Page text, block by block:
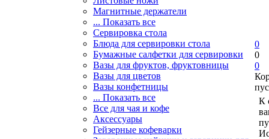
Магнитные держатели
... Показать все
Сервировка стола
Блюда для сервировки стола
Бумажные салфетки для сервировки
Вазы для фруктов, фруктовницы
Вазы для цветов
Вазы конфетницы
... Показать все
Все для чая и кофе
Аксессуары
Гейзерные кофеварки
0
0
0
К